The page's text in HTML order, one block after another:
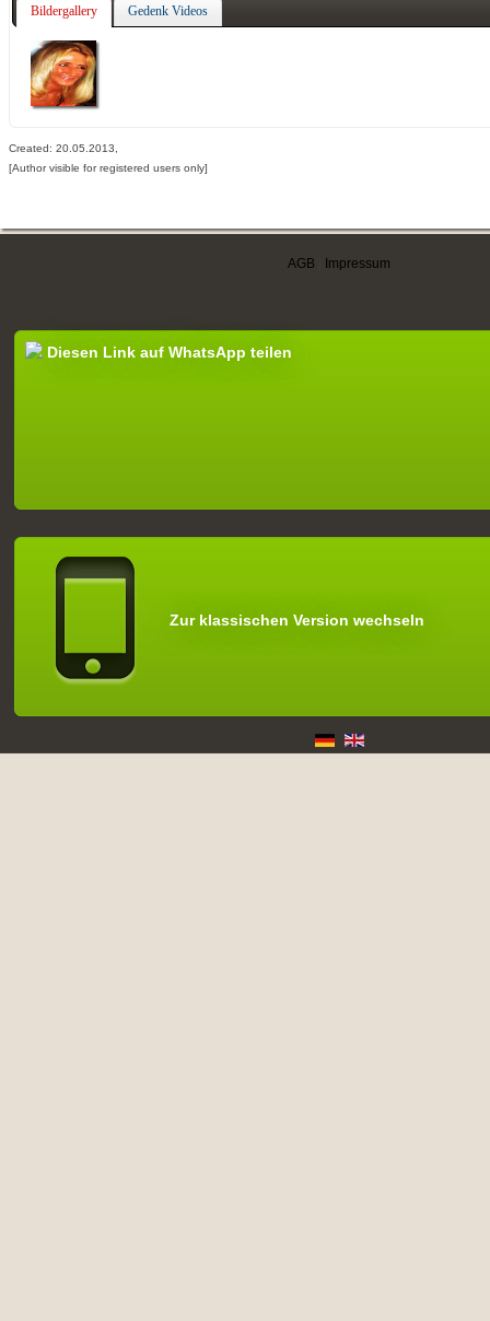
Bildergallery Gedenk Videos
Created: 20.05.2013,
[Author visible for registered users only]
AGB Impressum
Diesen Link auf WhatsApp teilen
Zur klassischen Version wechseln